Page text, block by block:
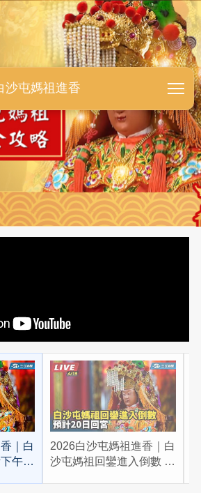
香全紀錄
沙屯媽祖進香
｜白
2026白沙屯媽祖進香｜白
沙屯媽祖回鑾進入倒數 預